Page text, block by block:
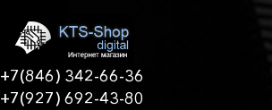
+7(846) 342-66-36
+7(927) 692-43-80